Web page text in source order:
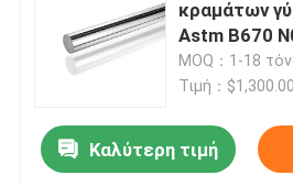
κραμάτων
Astm B670
MOQ：1-18
Τιμή：
Καλύτερη τιμή